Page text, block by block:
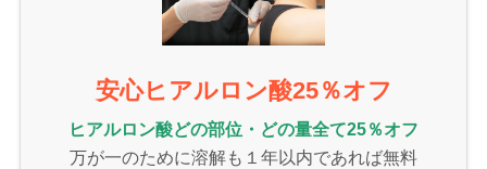
安心ヒアルロン酸25％オフ
ヒアルロン酸どの部位・どの量全て25％オフ
万が一のために溶解も１年以内であれば無料